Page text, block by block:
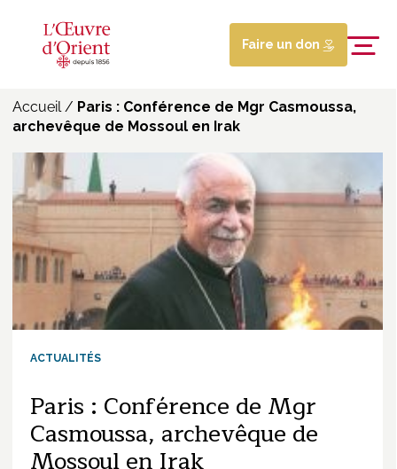
Faire un don
Accueil/ Paris : Conférence de Mgr Casmoussa,
archevêque de Mossoul en Irak
ACTUALITÉS
Paris : Conférence de Mgr
Casmoussa, archevêque de
Mossoul en Irak